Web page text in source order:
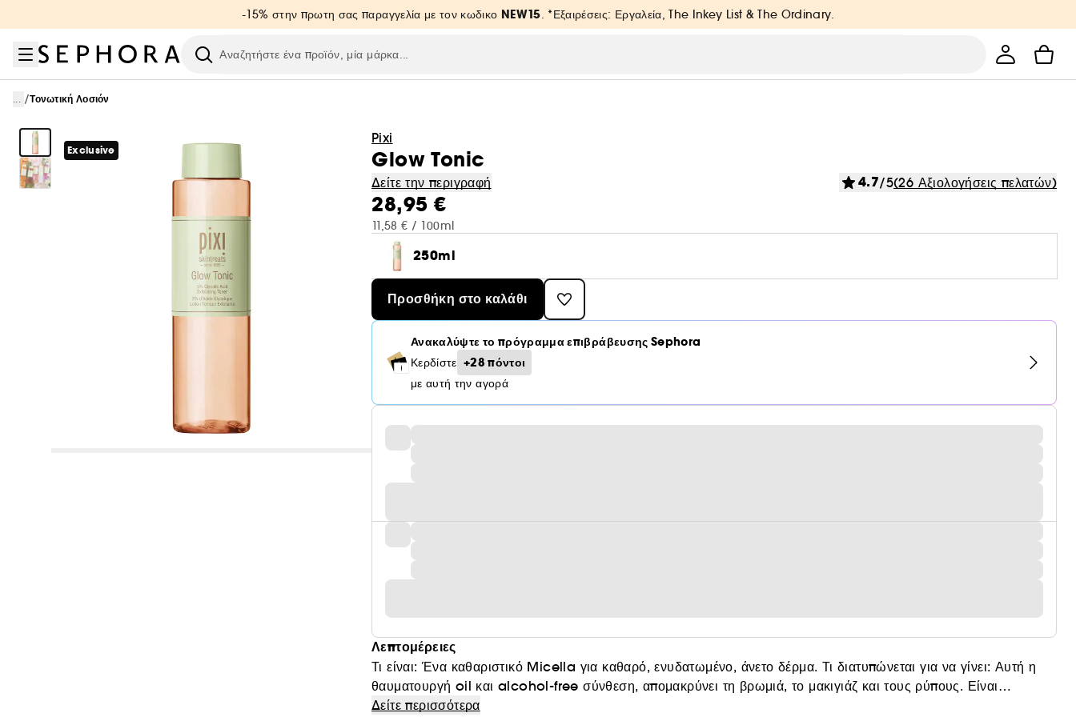
-15% στην πρωτη σας παραγγελία με τον κωδικο NEW15. *Εξαιρέσεις: Εργαλεία, The Inkey List & The Ordinary.
Ερευνήστε
... /Τονωτική Λοσιόν
Exclusive
Pixi
Glow Tonic
Δείτε την περιγραφή 4.7/5(26 Αξιολογήσεις πελατών)
28,95 €
11,58 € / 100ml
250ml
Προσθήκη στο καλάθι
Ανακαλύψτε το πρόγραμμα επιβράβευσης Sephora
Κερδίστε +28 πόντοι
με αυτή την αγορά
Λεπτομέρειες
Τι είναι: Ένα καθαριστικό Micella για καθαρό, ενυδατωμένο, άνετο δέρμα. Τι διατυπώνεται για να γίνει: Αυτή η
θαυματουργή oil και alcohol-free σύνθεση, απομακρύνει τη βρωμιά, το μακιγιάζ και τους ρύπους. Είναι
εμπλουτισμένο με το μείγμα μανιταριών με την υπογραφή του Dr. Weil για να ενισχύσει την ανθεκτικότητα έναντι
Δείτε περισσότερα